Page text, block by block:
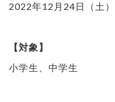
2022年12月24日（土
【対象】
小学生、中学生